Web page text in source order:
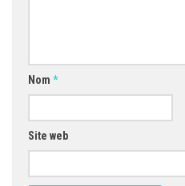
Nom *
Site web